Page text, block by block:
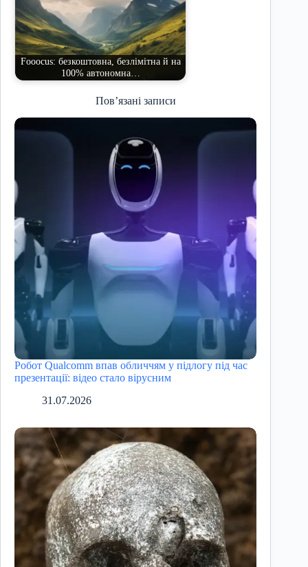
Fooocus: безкоштовна, безлімітна й на
100% автономна…
Пов’язані записи
Робот Qualcomm впав обличчям у підлогу під час
презентації: відео стало вірусним
31.07.2026